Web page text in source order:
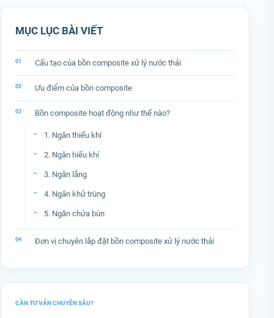
MỤC LỤC BÀI VIẾT
Cấu tạo của bồn composite xử lý nước thải
Ưu điểm của bồn composite
Bồn composite hoạt động như thế nào?
1. Ngăn thiếu khí
2. Ngăn hiếu khí
3. Ngăn lắng
4. Ngăn khử trùng
5. Ngăn chứa bùn
Đơn vị chuyên lắp đặt bồn composite xử lý nước thải
CẦN TƯ VẤN CHUYÊN SÂU?